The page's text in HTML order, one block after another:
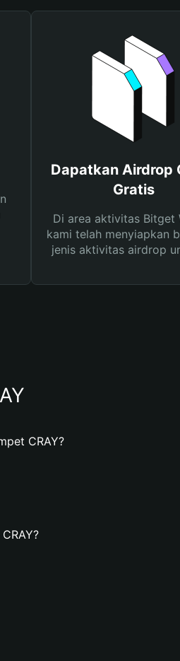
Dapatkan Airdrop
Gratis
Di area aktivitas Bitget
kami telah menyiapkan
jenis aktivitas airdrop
CRAY?